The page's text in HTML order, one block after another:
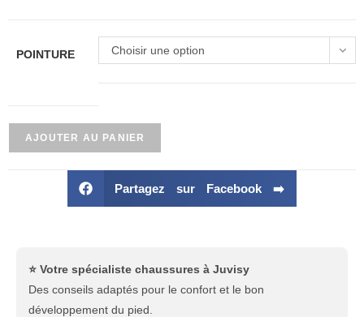
POINTURE Choisir une option
AJOUTER AU PANIER
Partagez sur Facebook ➡️
⭐ Votre spécialiste chaussures à Juvisy
Des conseils adaptés pour le confort et le bon
développement du pied.